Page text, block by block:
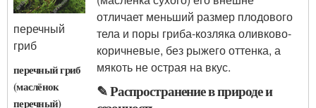
перечный
гриб
перечный гриб
(маслёнок
перечный)
отличает меньший размер плодового
тела и поры гриба-козляка оливково-
коричневые, без рыжего оттенка, а
мякоть не острая на вкус.
✎ Распространение в природе и